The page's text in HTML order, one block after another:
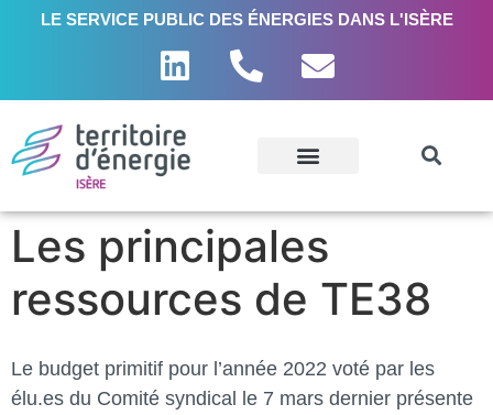
LE SERVICE PUBLIC DES ÉNERGIES DANS L'ISÈRE
Les principales
ressources de TE38
Le budget primitif pour l’année 2022 voté par les
élu.es du Comité syndical le 7 mars dernier présente